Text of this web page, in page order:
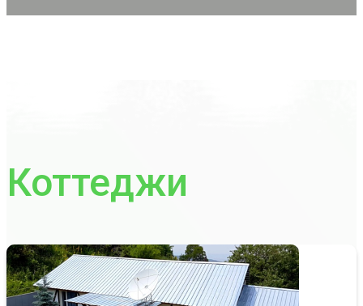
Коттеджи